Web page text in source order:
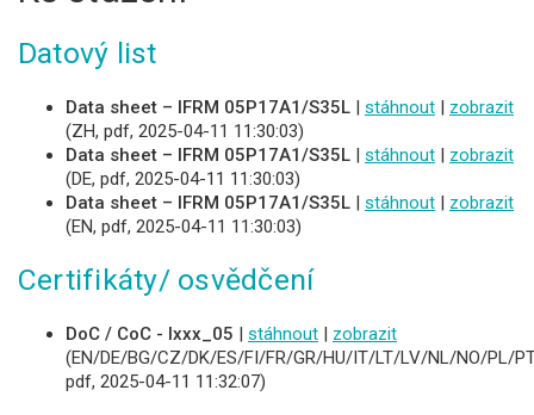
Datový list
Data sheet – IFRM 05P17A1/S35L | stáhnout | zobrazit
(ZH, pdf, 2025-04-11 11:30:03)
Data sheet – IFRM 05P17A1/S35L | stáhnout | zobrazit
(DE, pdf, 2025-04-11 11:30:03)
Data sheet – IFRM 05P17A1/S35L | stáhnout | zobrazit
(EN, pdf, 2025-04-11 11:30:03)
Certifikáty/ osvědčení
DoC / CoC - Ixxx_05 | stáhnout | zobrazit
(EN/DE/BG/CZ/DK/ES/FI/FR/GR/HU/IT/LT/LV/NL/NO/PL/
pdf, 2025-04-11 11:32:07)